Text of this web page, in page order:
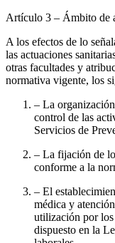
Artículo 3 – Ámbito de
A los efectos de lo
las actuaciones
otras facultades y
normativa vigente, los
– La
control de las
Servicios de
– La fijación de
conforme a la
– El
médica y
utilización por
dispuesto en la